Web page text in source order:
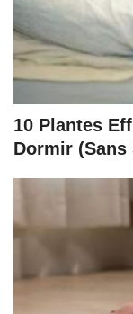
10 Plantes
Dormir (Sans